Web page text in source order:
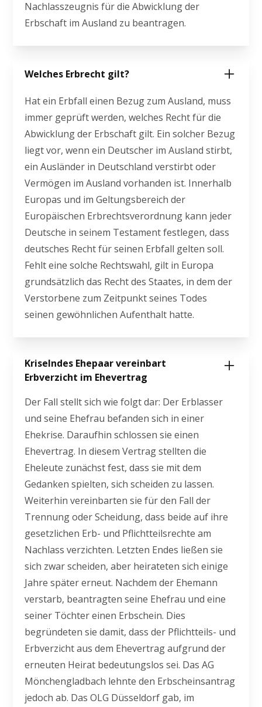
Nachlasszeugnis für die Abwicklung der
Erbschaft im Ausland zu beantragen.
Welches Erbrecht gilt?
Hat ein Erbfall einen Bezug zum Ausland, muss
immer geprüft werden, welches Recht für die
Abwicklung der Erbschaft gilt. Ein solcher Bezug
liegt vor, wenn ein Deutscher im Ausland stirbt,
ein Ausländer in Deutschland verstirbt oder
Vermögen im Ausland vorhanden ist. Innerhalb
Europas und im Geltungsbereich der
Europäischen Erbrechtsverordnung kann jeder
Deutsche in seinem Testament festlegen, dass
deutsches Recht für seinen Erbfall gelten soll.
Fehlt eine solche Rechtswahl, gilt in Europa
grundsätzlich das Recht des Staates, in dem der
Verstorbene zum Zeitpunkt seines Todes
seinen gewöhnlichen Aufenthalt hatte.
Kriselndes Ehepaar vereinbart
Erbverzicht im Ehevertrag
Der Fall stellt sich wie folgt dar: Der Erblasser
und seine Ehefrau befanden sich in einer
Ehekrise. Daraufhin schlossen sie einen
Ehevertrag. In diesem Vertrag stellten die
Eheleute zunächst fest, dass sie mit dem
Gedanken spielten, sich scheiden zu lassen.
Weiterhin vereinbarten sie für den Fall der
Trennung oder Scheidung, dass beide auf ihre
gesetzlichen Erb- und Pflichtteilsrechte am
Nachlass verzichten. Letzten Endes ließen sie
sich zwar scheiden, aber heirateten sich einige
Jahre später erneut. Nachdem der Ehemann
verstarb, beantragten seine Ehefrau und eine
seiner Töchter einen Erbschein. Dies
begründeten sie damit, dass der Pflichtteils- und
Erbverzicht aus dem Ehevertrag aufgrund der
erneuten Heirat bedeutungslos sei. Das AG
Mönchengladbach lehnte den Erbscheinsantrag
jedoch ab. Das OLG Düsseldorf gab, im